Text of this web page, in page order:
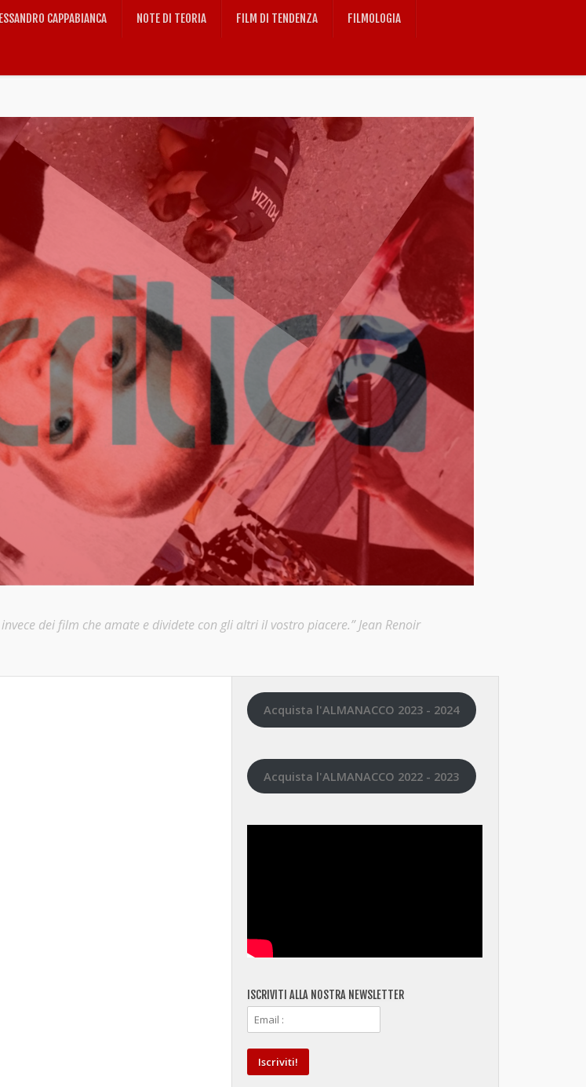
CAPPABIANCA NOTE DI TEORIA FILM DI TENDENZA FILMOLOGIA
dei film che amate e dividete con gli altri il vostro piacere.” Jean Renoir
Acquista l'ALMANACCO 2023 - 2024
Acquista l'ALMANACCO 2022 - 2023
ISCRIVITI ALLA NOSTRA NEWSLETTER